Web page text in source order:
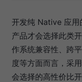
开发纯 Native 应用
产品才会选择此类
作系统兼容性、跨
度等方面而言，采
会选择的高性价比